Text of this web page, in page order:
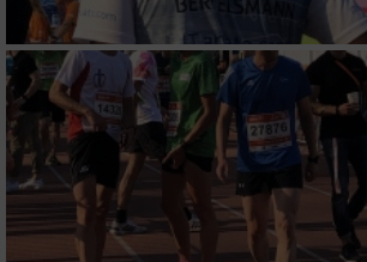
verschiedenen Quellen
Entwicklung und Verbesserung der
Verwendung reduzierter Daten zur
von Inhalten
IAB-Besonderheiten:
Verwendung genauer Standortdaten